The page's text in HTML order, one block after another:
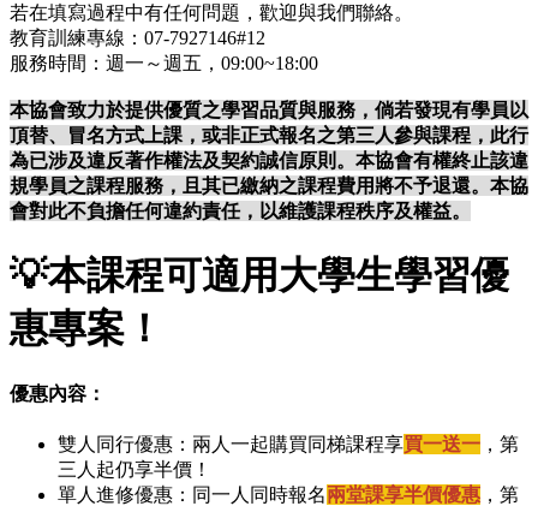
若在填寫過程中有任何問題，歡迎與我們聯絡。
教育訓練專線：07-7927146#12
服務時間：週一～週五，09:00~18:00
本協會致力於提供優質之學習品質與服務，倘若發現有學員以
頂替、冒名方式上課，或非正式報名之第三人參與課程，此行
為已涉及違反著作權法及契約誠信原則。本協會有權終止該違
規學員之課程服務，且其已繳納之課程費用將不予退還。本協
會對此不負擔任何違約責任，以維護課程秩序及權益。
💡本課程可適用大學生學習優
惠專案！
優惠內容：
雙人同行優惠：兩人一起購買同梯課程享買一送一 ，第
三人起仍享半價！
單人進修優惠：同一人同時報名兩堂課享半價優惠 ，第